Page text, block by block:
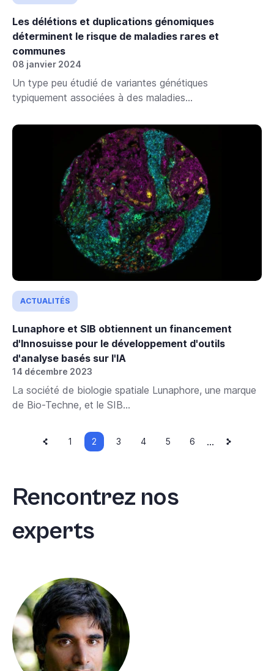
Les délétions et duplications génomiques
déterminent le risque de maladies rares et
communes
08 janvier 2024
Un type peu étudié de variantes génétiques
typiquement associées à des maladies...
ACTUALITÉS
Lunaphore et SIB obtiennent un financement
d'Innosuisse pour le développement d'outils
d'analyse basés sur l'IA
14 décembre 2023
La société de biologie spatiale Lunaphore, une marque
de Bio-Techne, et le SIB...
Pagination
précédente
Page
1
Current
page
2 Page
3 Page
4 Page
5 Page
6 …
page
Rencontrez nos
experts